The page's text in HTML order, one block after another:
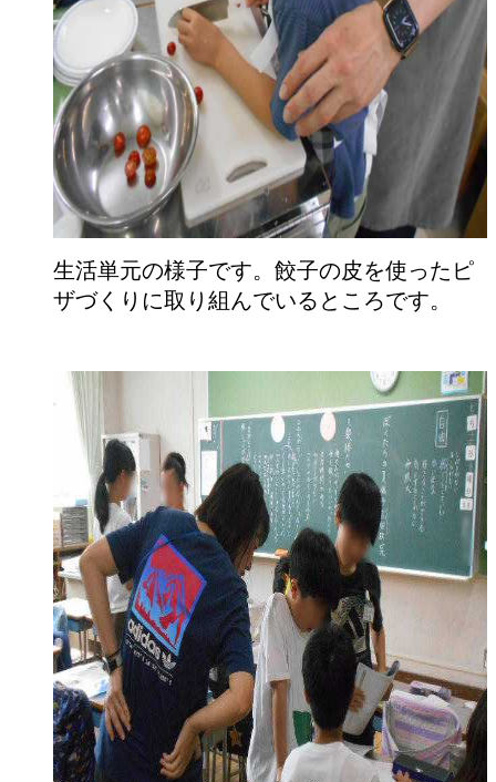
生活単元の様子です。餃子の皮を使ったピ
ザづくりに取り組んでいるところです。